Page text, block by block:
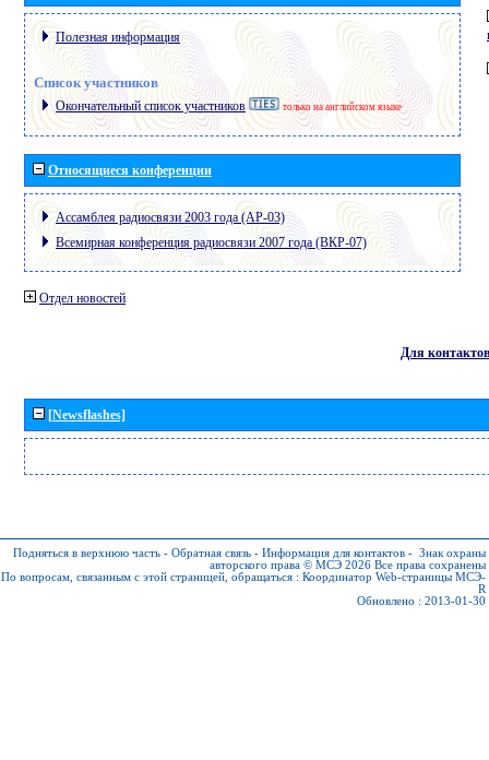
Полезная информация
Список участников
Окончательный список участников только на английском языке
Относящиеся конференции
Ассамблея радиосвязи 2003 года (АР-03)
Всемирная конференция радиосвязи 2007 года (ВКР-07)
Отдел новостей
Для контактов
[Newsflashes]
Подняться в верхнюю часть - Обратная связь - Информация для контактов - Знак охраны
авторского права © МСЭ 2026 Все права сохранены
По вопросам, связанным с этой страницей, обращаться : Координатор Web-страницы МСЭ-
R
Обновлено : 2013-01-30